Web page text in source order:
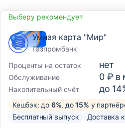
Выберу рекомендует
Умная карта "Мир"
Газпромбанк
Проценты на остаток
нет
Обслуживание 0 ₽ в
Накопительный счёт до
Кешбэк: до 6%, до15% у
Бесплатный выпуск
Доставка